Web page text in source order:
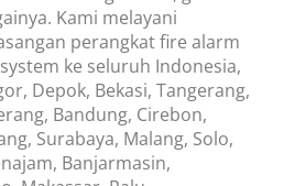
Kami melayani
perangkat fire alarm
ke seluruh Indonesia,
Depok, Bekasi, Tangerang,
Bandung, Cirebon,
Surabaya, Malang, Solo,
Banjarmasin,